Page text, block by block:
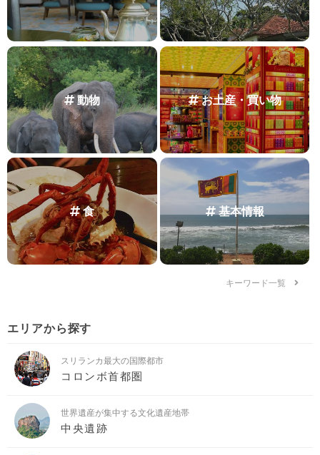
動物 お土産・買い物
食 基本情報
キーワード一覧
エリアから探す
スリランカ最大の国際都市
コロンボ首都圏
世界遺産が集中する文化遺産地帯
中央遺跡